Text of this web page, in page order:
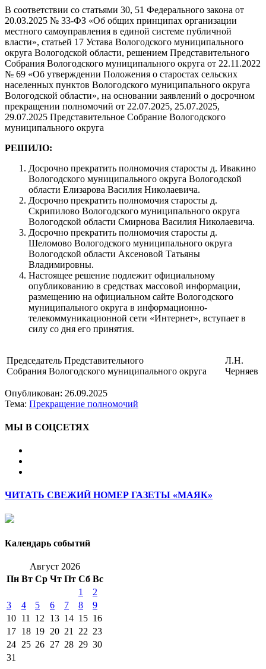
В соответствии со статьями 30, 51 Федерального закона от
20.03.2025 № 33-ФЗ «Об общих принципах организации
местного самоуправления в единой системе публичной
власти», статьей 17 Устава Вологодского муниципального
округа Вологодской области, решением Представительного
Собрания Вологодского муниципального округа от 22.11.2022
№ 69 «Об утверждении Положения о старостах сельских
населенных пунктов Вологодского муниципального округа
Вологодской области», на основании заявлений о досрочном
прекращении полномочий от 22.07.2025, 25.07.2025,
29.07.2025 Представительное Собрание Вологодского
муниципального округа
РЕШИЛО:
Досрочно прекратить полномочия старосты д. Ивакино
Вологодского муниципального округа Вологодской
области Елизарова Василия Николаевича.
Досрочно прекратить полномочия старосты д.
Скрипилово Вологодского муниципального округа
Вологодской области Смирнова Василия Николаевича.
Досрочно прекратить полномочия старосты д.
Шеломово Вологодского муниципального округа
Вологодской области Аксеновой Татьяны
Владимировны.
Настоящее решение подлежит официальному
опубликованию в средствах массовой информации,
размещению на официальном сайте Вологодского
муниципального округа в информационно-
телекоммуникационной сети «Интернет», вступает в
силу со дня его принятия.
Председатель Представительного
Собрания Вологодского муниципального округа
Л.Н.
Черняев
Опубликован: 26.09.2025
Тема: Прекращение полномочий
МЫ В СОЦСЕТЯХ
ЧИТАТЬ СВЕЖИЙ НОМЕР ГАЗЕТЫ «МАЯК»
Календарь событий
Август 2026
Пн Вт Ср Чт Пт Сб Вс
1
2
3
4 5 6 7 8
9
10 11 12 13 14 15 16
17 18 19 20 21 22 23
24 25 26 27 28 29 30
31